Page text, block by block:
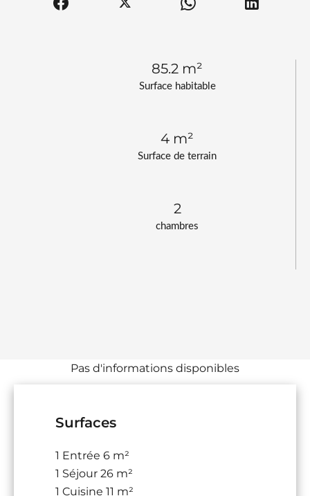
Surface habitable
85.2 m²
Surface de terrain
4 m²
chambres
2
Pas d'informations disponibles
Surfaces
1 Entrée 6 m²
1 Séjour 26 m²
1 Cuisine 11 m²